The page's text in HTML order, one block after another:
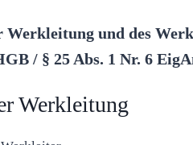
und des
/ § 25 Abs. 1 Nr. 6
Werkleitung